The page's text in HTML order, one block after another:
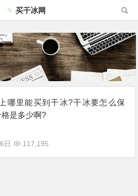
买干冰网
哪里能买到干冰?干冰要怎么保
是多少啊?
日 117,195